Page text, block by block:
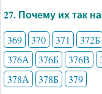
27. Почему их так
369 370 371 372Б
376А
376Б 376В
378А
378Б 379